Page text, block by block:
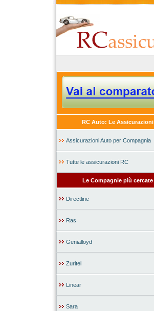
RC Auto: Le Assicurazioni
Assicurazioni Auto per Compagnia
Tutte le assicurazioni RC
Le Compagnie più cercate
Directline
Ras
Genialloyd
Zuritel
Linear
Sara